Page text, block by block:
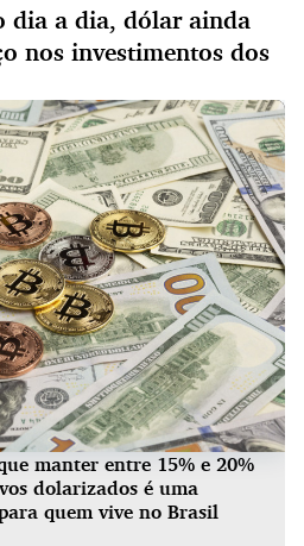
dia a dia, dólar ainda
nos investimentos dos
manter entre 15% e 20%
dolarizados é uma
quem vive no Brasil